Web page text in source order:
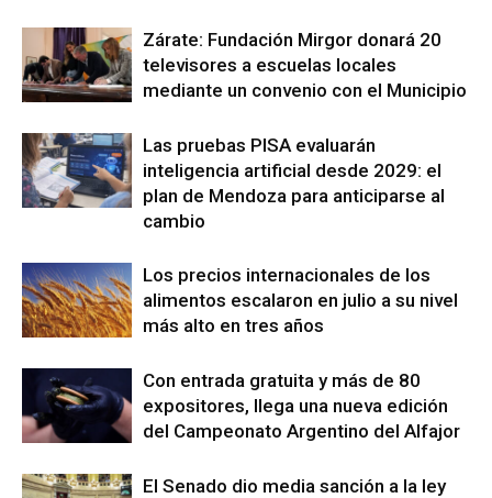
Zárate: Fundación Mirgor donará 20
televisores a escuelas locales
mediante un convenio con el Municipio
Las pruebas PISA evaluarán
inteligencia artificial desde 2029: el
plan de Mendoza para anticiparse al
cambio
Los precios internacionales de los
alimentos escalaron en julio a su nivel
más alto en tres años
Con entrada gratuita y más de 80
expositores, llega una nueva edición
del Campeonato Argentino del Alfajor
El Senado dio media sanción a la ley